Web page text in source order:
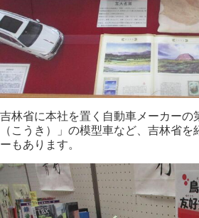
吉林省に本社を置く自動車メーカーの
（こうき）」の模型車など、吉林省
ーもあります。